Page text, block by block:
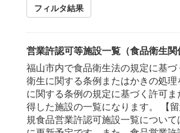
フィルタ結果
営業許認可等施設一覧（食品衛生関
福山市内で食品衛生法の規定に基
衛生に関する条例またはかきの処
に関する条例の規定に基づく許可ま
得した施設の一覧になります。 【
規食品営業許認可施設一覧につい